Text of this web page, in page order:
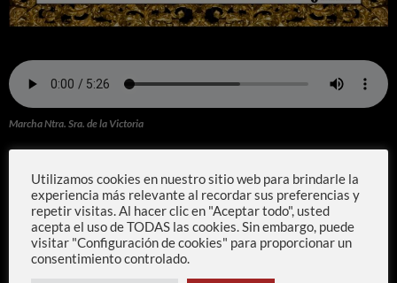
Marcha Ntra. Sra. de la Victoria
Utilizamos cookies en nuestro sitio web para brindarle la
experiencia más relevante al recordar sus preferencias y
repetir visitas. Al hacer clic en "Aceptar todo", usted
acepta el uso de TODAS las cookies. Sin embargo, puede
visitar "Configuración de cookies" para proporcionar un
consentimiento controlado.